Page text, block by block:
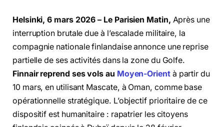
Helsinki, 6 mars 2026 – Le Parisien Matin, Après une
interruption brutale due à l’escalade militaire, la
compagnie nationale finlandaise annonce une reprise
partielle de ses activités dans la zone du Golfe.
Finnair reprend ses vols au Moyen-Orientà partir du
10 mars, en utilisant Mascate, à Oman, comme base
opérationnelle stratégique. L’objectif prioritaire de ce
dispositif est humanitaire : rapatrier les citoyens